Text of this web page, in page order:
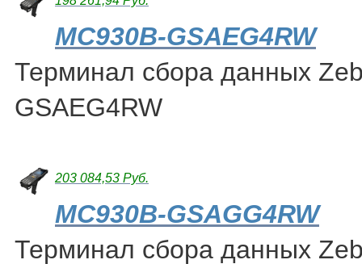
MC930B-GSAEG4RW
Терминал сбора данных
GSAEG4RW
203 084,53 Руб.
MC930B-GSAGG4RW
Терминал сбора данных